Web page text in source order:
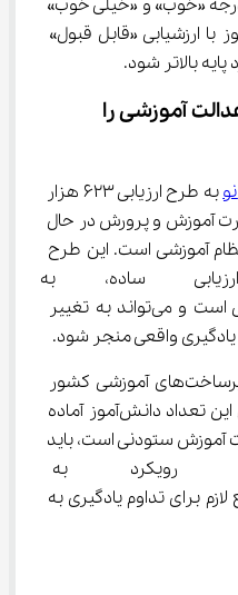
«خوب» و «خیلی خوب»
تلاش کنند ولی دانش‌آموز با ارزشیابی «قابل قبول»
آموزشی را
به طرح ارزیابی 623 هزار
که وزارت آموزش و پرورش در حال
نظام آموزشی است. این طرح
ساده، به
مهارت‌های پایه در دروس اصلی است و می‌تواند به تغییر
یادگیری واقعی منجر شود.
چالش اصلی اینجاست که آیا زیرساخت‌های آموزشی کشور
برای جبران کمبودهای یادگیری این تعداد دانش‌آموز آماده
آموزش ستودنی است، باید
رویکرد به
برای تداوم یادگیری به